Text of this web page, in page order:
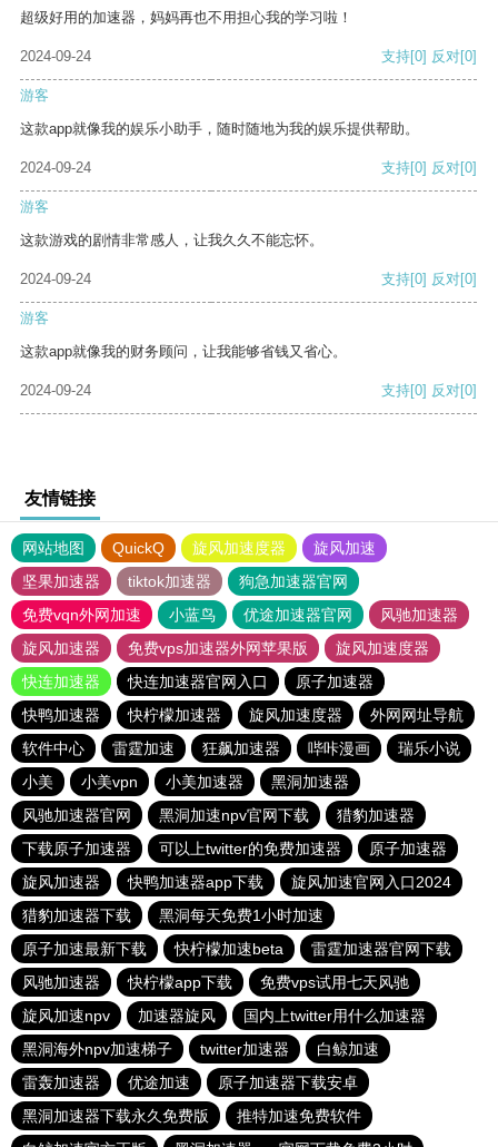
超级好用的加速器，妈妈再也不用担心我的学习啦！
2024-09-24 支持[0] 反对[0]
游客
这款app就像我的娱乐小助手，随时随地为我的娱乐提供帮助。
2024-09-24 支持[0] 反对[0]
游客
这款游戏的剧情非常感人，让我久久不能忘怀。
2024-09-24 支持[0] 反对[0]
游客
这款app就像我的财务顾问，让我能够省钱又省心。
2024-09-24 支持[0] 反对[0]
友情链接
网站地图 QuickQ 旋风加速度器
旋风加速
坚果加速器
tiktok加速器
狗急加速器官网
免费vqn外网加速
小蓝鸟 优途加速器官网
风驰加速器
旋风加速器
免费vps加速器外网苹果版
旋风加速度器
快连加速器
快连加速器官网入口
原子加速器
快鸭加速器
快柠檬加速器 旋风加速度器
外网网址导航
软件中心
雷霆加速 狂飙加速器 哔咔漫画
瑞乐小说
小美
小美vpn 小美加速器
黑洞加速器
风驰加速器官网
黑洞加速npv官网下载
猎豹加速器
下载原子加速器
可以上twitter的免费加速器
原子加速器
旋风加速器
快鸭加速器app下载
旋风加速官网入口2024
猎豹加速器下载
黑洞每天免费1小时加速
原子加速最新下载
快柠檬加速beta
雷霆加速器官网下载
风驰加速器
快柠檬app下载
免费vps试用七天风驰
旋风加速npv
加速器旋风
国内上twitter用什么加速器
黑洞海外npv加速梯子
twitter加速器
白鲸加速
雷轰加速器
优途加速
原子加速器下载安卓
黑洞加速器下载永久免费版
推特加速免费软件